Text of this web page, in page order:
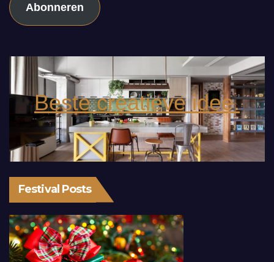
Abonneren
Beste creatieve idee.
Festival Posts